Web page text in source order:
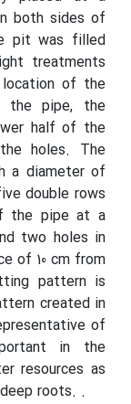
both sides of
pit was filled
treatments
of the
the pipe, the
half of the
holes. The
a diameter of
double rows
the pipe at a
two holes in
of 10 cm from
pattern is
created in
of
in the
resources as
roots. .